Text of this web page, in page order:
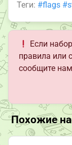
Теги: #flags
Если
правила или
сообщите
Похожие